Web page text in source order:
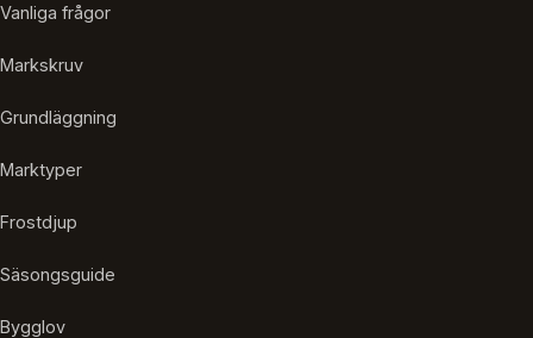
Vanliga frågor
Markskruv
Grundläggning
Marktyper
Frostdjup
Säsongsguide
Bygglov